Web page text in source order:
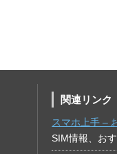
関連リンク
スマホ上手 –
SIM情報、お